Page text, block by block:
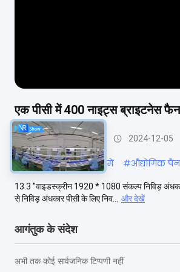
एक पीसी में 400 नाइट्स ब्राइटनेस
स्टेनलेस स्टील पैनल पीसी 2024-12-05
#fanless सभी एक पीसी में #औद्योगिक
13.3 "वाइडस्क्रीन 1920 * 1080 संकल्प निविड़
से निविड़ अंधकार पीसी के लिए निव...
और देखें
आगंतुक के संदेश
अभी तक कोई सार्वजनिक टिप्पणी नहीं